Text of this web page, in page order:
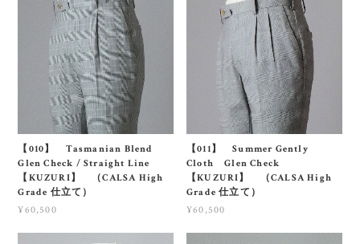
【010】 Tasmanian Blend
Glen Check / Straight Line
【KUZURI】 （CALSA High
Grade 仕立て）
¥60,500
【011】 Summer Gently
Cloth Glen Check
【KUZURI】 （CALSA High
Grade 仕立て）
¥60,500